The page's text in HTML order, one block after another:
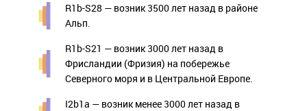
R1b-S28 — возник 3500 лет назад в районе
Альп.
R1b-S21 — возник 3000 лет назад в
Фрисландии (Фризия) на побережье
Северного моря и в Центральной Европе.
I2b1a — возник менее 3000 лет назад в